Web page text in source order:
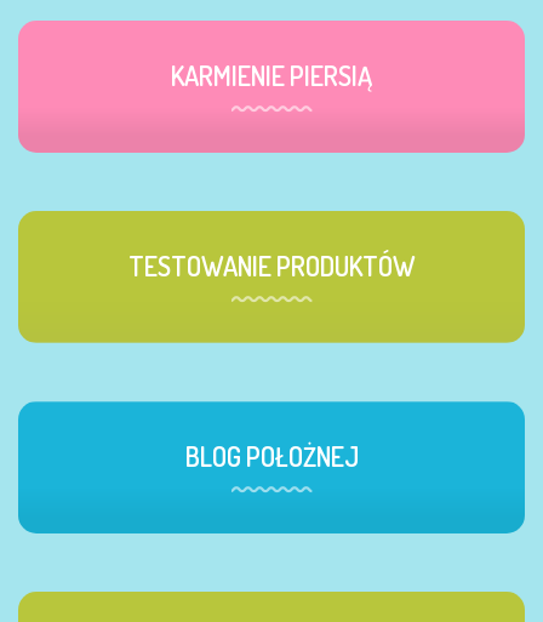
KARMIENIE PIERSIĄ
TESTOWANIE PRODUKTÓW
BLOG POŁOŻNEJ